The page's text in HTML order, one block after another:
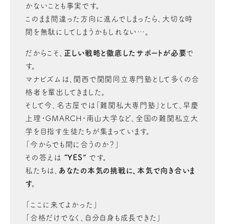
かないことも事実です。
このまま間違った方向に進んでしまったら、大切な時
間を無駄にしてしまうかもしれない…。
だからこそ、 正しい戦略と徹底したサポートが必要で
す。
マナビズムは、関西で関関同立専門塾として多くの合
格者を輩出してきました。
そして今、名古屋では「難関私大専門塾」として、早慶
上理・GMARCH・南山大学など、全国の難関私立大
学を目指す生徒たちが集まっています。
「今からでも間に合うのか？」
その答えは “YES” です。
私たちは、 あなたの本気の挑戦に、本気で向き合いま
す。
「ここに来てよかった」
「合格だけでなく、自分自身も成長できた」